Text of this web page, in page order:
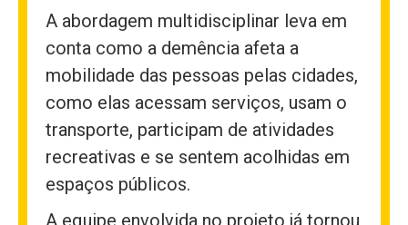
A abordagem multidisciplinar leva em
conta como a demência afeta a
mobilidade das pessoas pelas cidades,
como elas acessam serviços, usam o
transporte, participam de atividades
recreativas e se sentem acolhidas em
espaços públicos.
A equipe envolvida no projeto já tornou